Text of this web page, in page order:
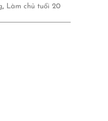
, Làm chủ tuổi 20